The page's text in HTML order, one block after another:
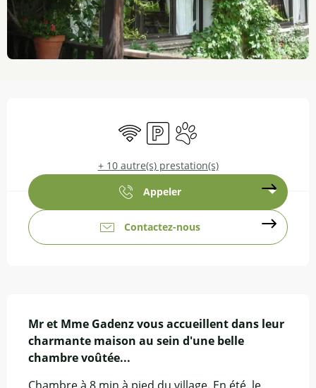
WiFi ParkingAnimaux acceptés
+ 10 autre(s) prestation(s)
Appeler
Contactez-nous
Mr et Mme Gadenz vous accueillent dans leur
charmante maison au sein d'une belle
chambre voûtée...